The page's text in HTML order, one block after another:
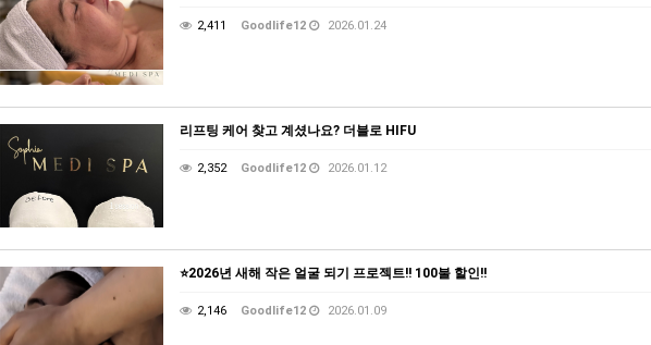
2,411 Goodlife12 2026.01.24
리프팅 케어 찾고 계셨나요? 더블로 HIFU
2,352 Goodlife12 2026.01.12
⭐️2026년 새해 작은 얼굴 되기 프로젝트!! 100불 할인!!
2,146 Goodlife12 2026.01.09